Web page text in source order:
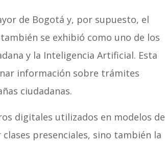
de Bogotá y, por supuesto, el
se exhibió como uno de los
y la Inteligencia Artificial. Esta
información sobre trámites
ciudadanas.
digitales utilizados en modelos de
presenciales, sino también la